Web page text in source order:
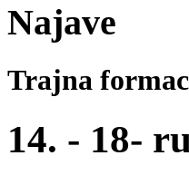
Najave
Trajna
14. - 18-